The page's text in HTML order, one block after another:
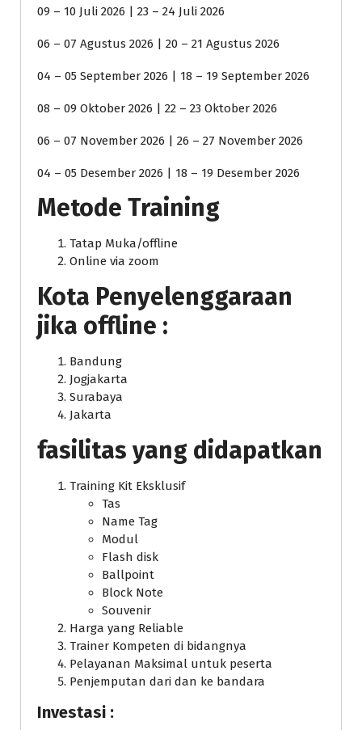
09 – 10 Juli 2026 | 23 – 24 Juli 2026
06 – 07 Agustus 2026 | 20 – 21 Agustus 2026
04 – 05 September 2026 | 18 – 19 September 2026
08 – 09 Oktober 2026 | 22 – 23 Oktober 2026
06 – 07 November 2026 | 26 – 27 November 2026
04 – 05 Desember 2026 | 18 – 19 Desember 2026
Metode Training
Tatap Muka/offline
Online via zoom
Kota Penyelenggaraan
jika offline :
Bandung
Jogjakarta
Surabaya
Jakarta
fasilitas yang didapatkan
Training Kit Eksklusif
Tas
Name Tag
Modul
Flash disk
Ballpoint
Block Note
Souvenir
Harga yang Reliable
Trainer Kompeten di bidangnya
Pelayanan Maksimal untuk peserta
Penjemputan dari dan ke bandara
Investasi :